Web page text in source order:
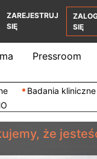
ZAREJESTRUJ
SIĘ
SIĘ
Pressroom
Badania kliniczne
że